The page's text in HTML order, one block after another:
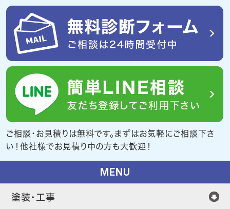
ご相談・お見積りは無料です。まずはお気軽にご相談下さ
い！他社様でお見積り中の方も大歓迎！
MENU
塗装・工事